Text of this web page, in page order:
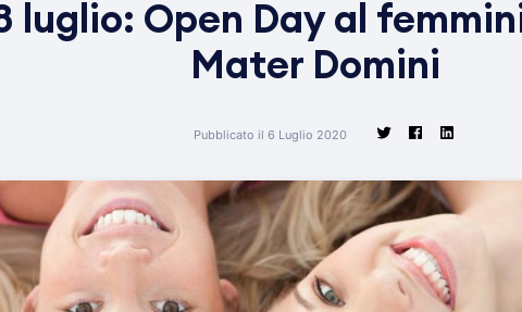
luglio: Open Day al
Mater Domini
Pubblicato il 6 Luglio 2020